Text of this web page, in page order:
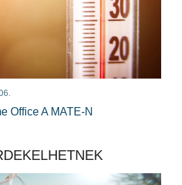
Office A MATE-N